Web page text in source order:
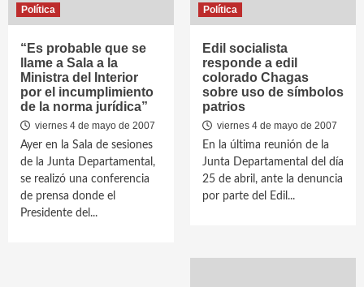
Política
“Es probable que se
llame a Sala a la
Ministra del Interior
por el incumplimiento
de la norma jurídica”
viernes 4 de mayo de 2007
Ayer en la Sala de sesiones
de la Junta Departamental,
se realizó una conferencia
de prensa donde el
Presidente del...
Política
Edil socialista
responde a edil
colorado Chagas
sobre uso de símbolos
patrios
viernes 4 de mayo de 2007
En la última reunión de la
Junta Departamental del día
25 de abril, ante la denuncia
por parte del Edil...